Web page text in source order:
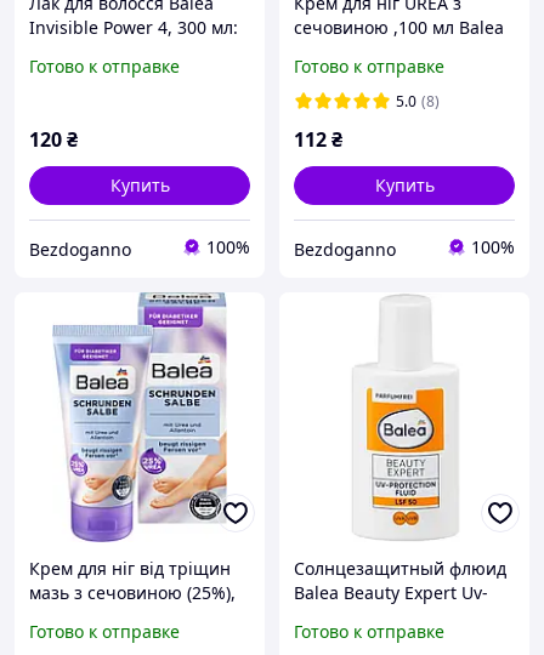
Invisible Power 4, 300 мл:
+ UV-захист
Готово к отправке
120₴
Купить
Bezdoganno 100%
сечовиною ,100 мл Balea
Готово к отправке
5.0 (8)
112₴
Купить
Bezdoganno 100%
Крем для ніг від тріщин
мазь з сечовиною (25%),
Готово к отправке
Солнцезащитный флюид
Balea Beauty Expert Uv-
SPF 50 50 мл
Готово к отправке